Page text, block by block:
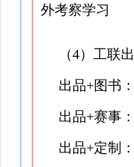
外考察学习
（4）工联
出品+图书
出品+赛事
出品+定制